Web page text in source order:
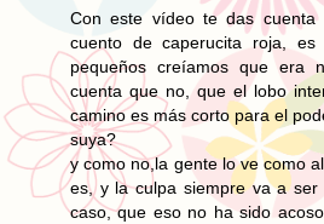
Con este vídeo te das
cuento de caperucita roja,
pequeños creíamos que era
cuenta que no, que el lobo
camino es más corto para el
suya?
y como no,la gente lo ve como
es, y la culpa siempre va a
caso, que eso no ha sido